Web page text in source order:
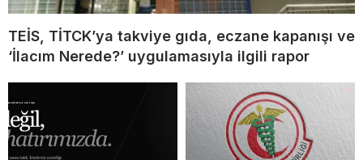
TEİS, TİTCK’ya takviye gıda, eczane kapanışı ve
‘İlacım Nerede?’ uygulamasıyla ilgili rapor